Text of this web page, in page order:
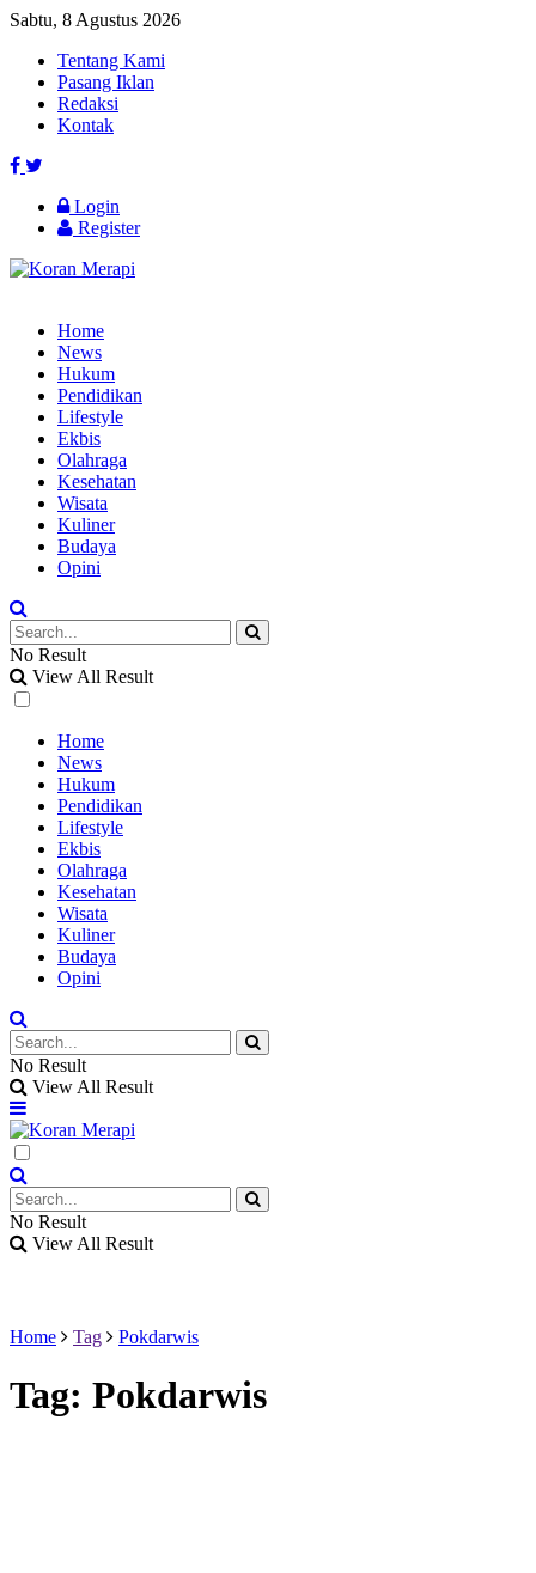
Sabtu, 8 Agustus 2026
Tentang Kami
Pasang Iklan
Redaksi
Kontak
Login
Register
Home
News
Hukum
Pendidikan
Lifestyle
Ekbis
Olahraga
Kesehatan
Wisata
Kuliner
Budaya
Opini
No Result
View All Result
Home
News
Hukum
Pendidikan
Lifestyle
Ekbis
Olahraga
Kesehatan
Wisata
Kuliner
Budaya
Opini
No Result
View All Result
No Result
View All Result
Home Tag Pokdarwis
Tag: Pokdarwis